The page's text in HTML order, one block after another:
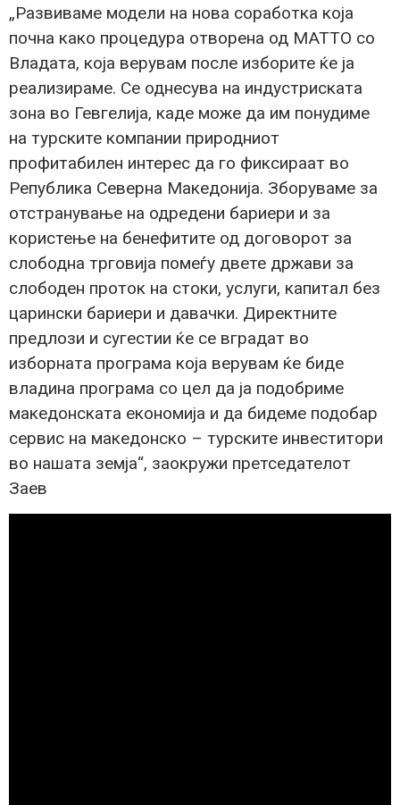
„Развиваме модели на нова соработка која
почна како процедура отворена од МАТТО со
Владата, која верувам после изборите ќе ја
реализираме. Се однесува на индустриската
зона во Гевгелија, каде може да им понудиме
на турските компании природниот
профитабилен интерес да го фиксираат во
Република Северна Македонија. Зборуваме за
отстранување на одредени бариери и за
користење на бенефитите од договорот за
слободна трговија помеѓу двете држави за
слободен проток на стоки, услуги, капитал без
царински бариери и давачки. Директните
предлози и сугестии ќе се вградат во
изборната програма која верувам ќе биде
владина програма со цел да ја подобриме
македонската економија и да бидеме подобар
сервис на македонско – турските инвеститори
во нашата земја“, заокружи претседателот
Заев